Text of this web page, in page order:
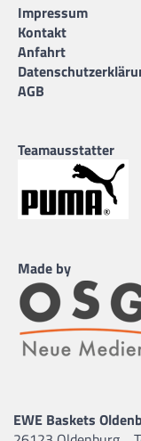
Impressum
Kontakt
Anfahrt
AGB
Teamausstatter
Made by
EWE Baskets